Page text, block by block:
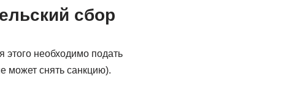
сбор
этого необходимо подать
может снять санкцию).